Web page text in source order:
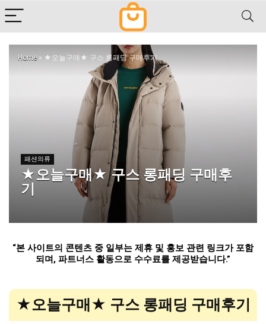
Home » ★오늘구매★ 구스 롱패딩 구매후기
패션의류
★오늘구매★ 구스 롱패딩 구매후
기
“본 사이트의 콘텐츠 중 일부는 제휴 및 홍보 관련 링크가 포함
되며, 파트너스 활동으로 수수료를 제공받습니다.”
★오늘구매★ 구스 롱패딩 구매후기